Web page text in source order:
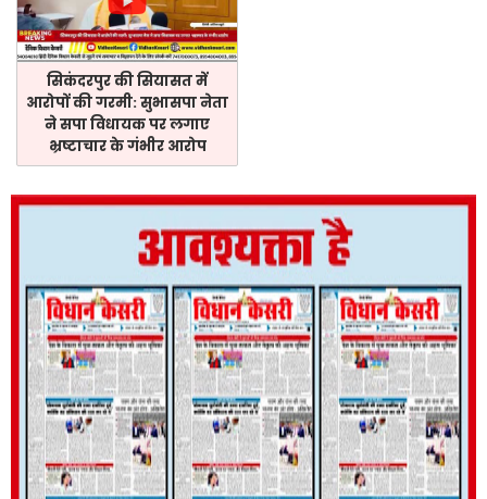
सिकंदरपुर की सियासत में
आरोपों की गरमी: सुभासपा नेता
ने सपा विधायक पर लगाए
भ्रष्टाचार के गंभीर आरोप